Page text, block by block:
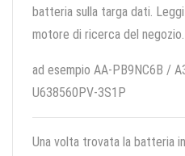
batteria sulla targa dati.
motore di ricerca del negozio.
ad esempio AA-PB9NC6B /
U638560PV-3S1P
Una volta trovata la batteria